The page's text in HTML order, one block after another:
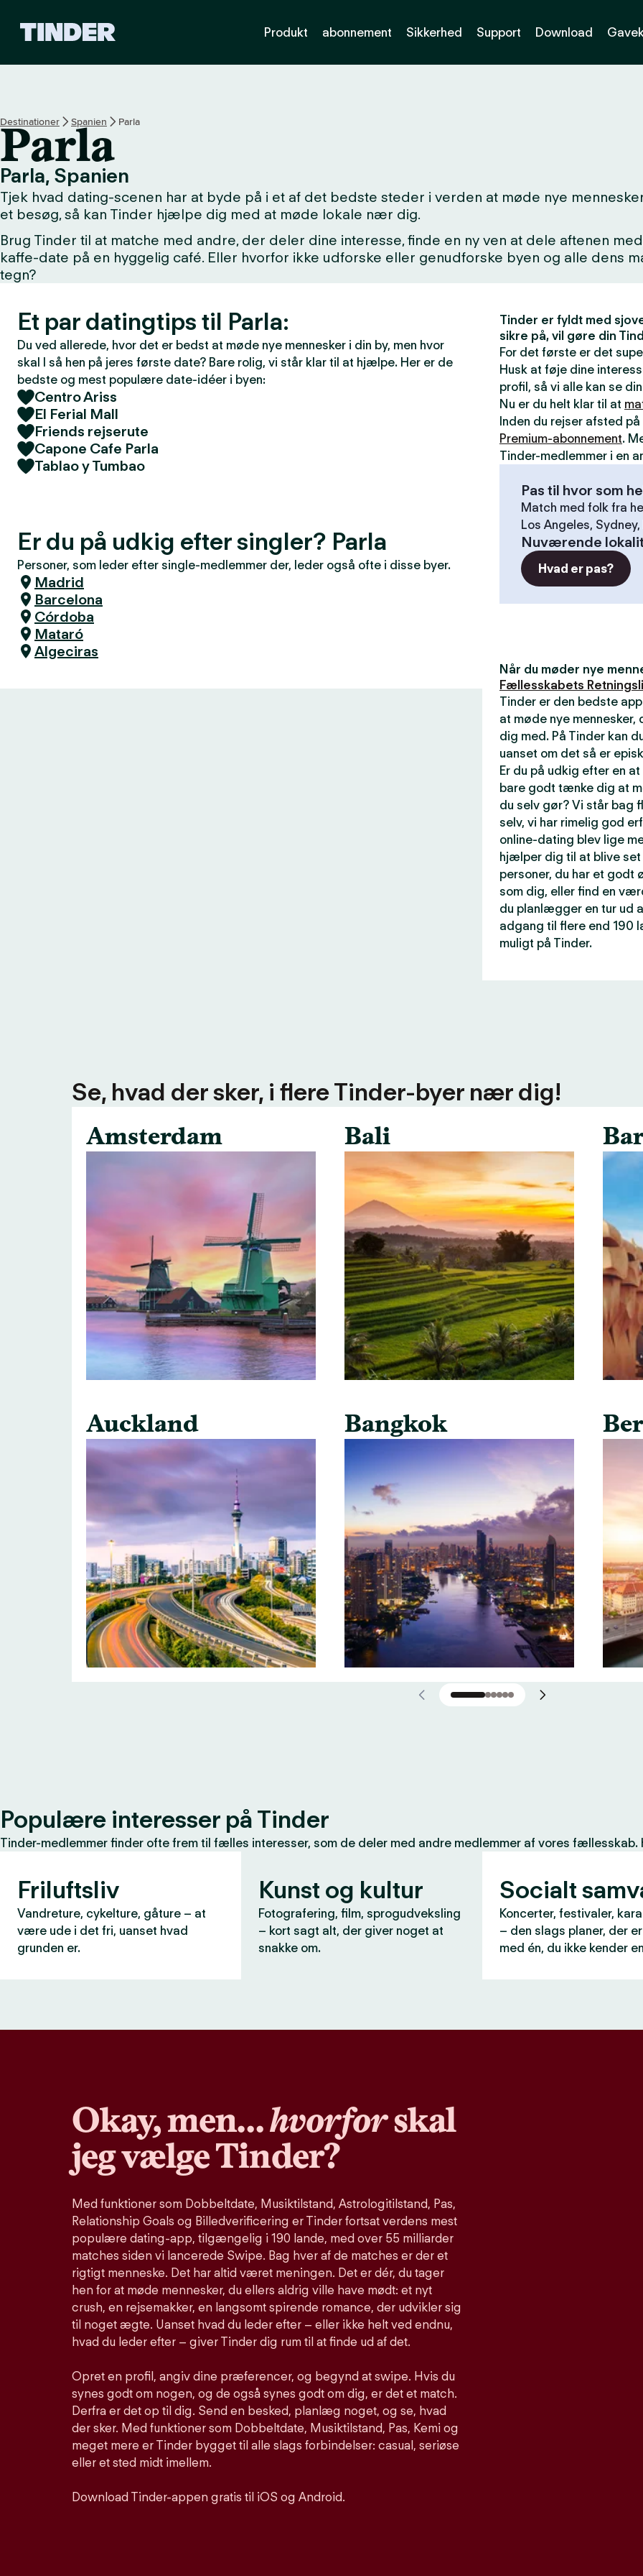
s
r
t
s
d
e
Produkt abonnement Sikkerhed Support Download
Destinationer Spanien Parla
Parla
Parla, Spanien
Tjek hvad dating-scenen har at byde på i et af det bedste steder i verden at møde nye
et besøg, så kan Tinder hjælpe dig med at møde lokale nær dig.
Brug Tinder til at matche med andre, der deler dine interesse, finde en ny ven at dele aftenen
kaffe-date på en hyggelig café. Eller hvorfor ikke udforske eller genudforske byen og alle dens
tegn?
Et par datingtips til Parla:
Du ved allerede, hvor det er bedst at møde nye mennesker i din by, men hvor
skal I så hen på jeres første date? Bare rolig, vi står klar til at hjælpe. Her er de
bedste og mest populære date-idéer i byen:
Centro Ariss
El Ferial Mall
Friends rejserute
Capone Cafe Parla
Tablao y Tumbao
Er du på udkig efter singler? Parla
Personer, som leder efter single-medlemmer der, leder også ofte i disse byer.
Madrid
Barcelona
Córdoba
Mataró
Algeciras
Tinder er fyldt med
sikre på, vil gøre din
For det første er det
Husk at føje dine
profil, så vi alle kan se
Nu er du helt klar til at
Inden du rejser afsted
Premium-abonnement.
Tinder-medlemmer i en
Pas til hvor som
Match med folk fra
Los Angeles,
Nuværende
Hvad er pas?
Når du møder nye
Fællesskabets
Tinder er den bedste
at møde nye
dig med. På Tinder kan
uanset om det så er
Er du på udkig efter en
bare godt tænke dig at
du selv gør? Vi står bag
selv, vi har rimelig god
online-dating blev lige
hjælper dig til at blive
personer, du har et godt
som dig, eller find en
du planlægger en tur ud
adgang til flere end 190
muligt på Tinder.
Se, hvad der sker, i flere Tinder-byer nær dig!
Amsterdam
Auckland
Bali
Bangkok
Populære interesser på Tinder
Tinder-medlemmer finder ofte frem til fælles interesser, som de deler med andre medlemmer af vores
Friluftsliv
Vandreture, cykelture, gåture – at
være ude i det fri, uanset hvad
grunden er.
Kunst og kultur
Fotografering, film, sprogudveksling
– kort sagt alt, der giver noget at
snakke om.
Socialt
Koncerter, festivaler,
– den slags planer, der
med én, du ikke kender
Okay, men…hvorforskal
jeg vælge Tinder?
Med funktioner som Dobbeltdate, Musiktilstand, Astrologitilstand, Pas,
Relationship Goals og Billedverificering er Tinder fortsat verdens mest
populære dating-app, tilgængelig i 190 lande, med over 55 milliarder
matches siden vi lancerede Swipe. Bag hver af de matches er der et
rigtigt menneske. Det har altid været meningen. Det er dér, du tager
hen for at møde mennesker, du ellers aldrig ville have mødt: et nyt
crush, en rejsemakker, en langsomt spirende romance, der udvikler sig
til noget ægte. Uanset hvad du leder efter – eller ikke helt ved endnu,
hvad du leder efter – giver Tinder dig rum til at finde ud af det.
Opret en profil, angiv dine præferencer, og begynd at swipe. Hvis du
synes godt om nogen, og de også synes godt om dig, er det et match.
Derfra er det op til dig. Send en besked, planlæg noget, og se, hvad
der sker. Med funktioner som Dobbeltdate, Musiktilstand, Pas, Kemi og
meget mere er Tinder bygget til alle slags forbindelser: casual, seriøse
eller et sted midt imellem.
Download Tinder-appen gratis til iOS og Android.